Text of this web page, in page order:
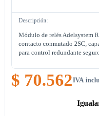
Descripción:
Módulo de relés Adelsystem
contacto conmutado 2SC,
para control redundante
$ 70.562IVA